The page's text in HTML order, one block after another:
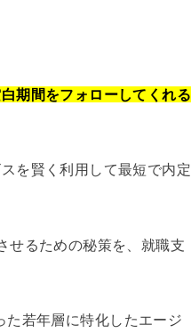
期間をフォローしてくれる
を賢く利用して最短で内定
せるための秘策を、就職支
た若年層に特化したエージ